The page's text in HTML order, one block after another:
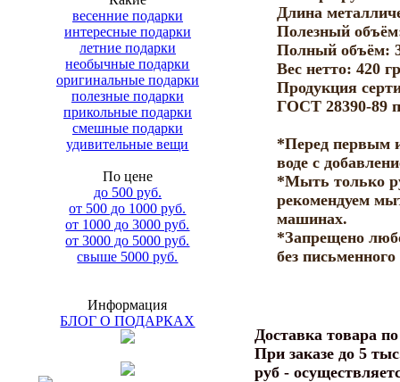
весенние подарки
интересные подарки
летние подарки
необычные подарки
оригинальные подарки
полезные подарки
прикольные подарки
смешные подарки
удивительные вещи
По цене
до 500 руб.
от 500 до 1000 руб.
от 1000 до 3000 руб.
от 3000 до 5000 руб.
свыше 5000 руб.
Информация
БЛОГ О ПОДАРКАХ
Длина
Полезный
Полный объём:
Вес нетто: 420
Продукция
ГОСТ 28390-89
*Перед первым
воде с
*Мыть только
рекомендуем
машинах.
*Запрещено
без
Доставка товара
При заказе до 5
руб -